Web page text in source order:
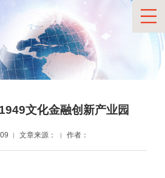
文化金融创新产业园
文章来源： 作者：